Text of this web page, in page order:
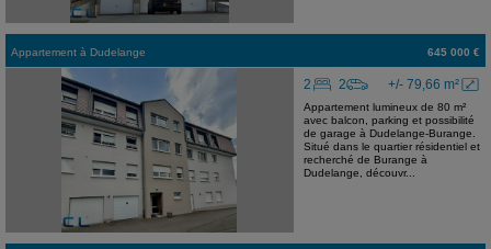
Appartement à Dudelange 645 000 €
+/- 79,66 m²
2 2
Appartement lumineux de 80 m²
avec balcon, parking et possibilité
de garage à Dudelange-Burange.
Situé dans le quartier résidentiel et
recherché de Burange à
Dudelange, découvr...